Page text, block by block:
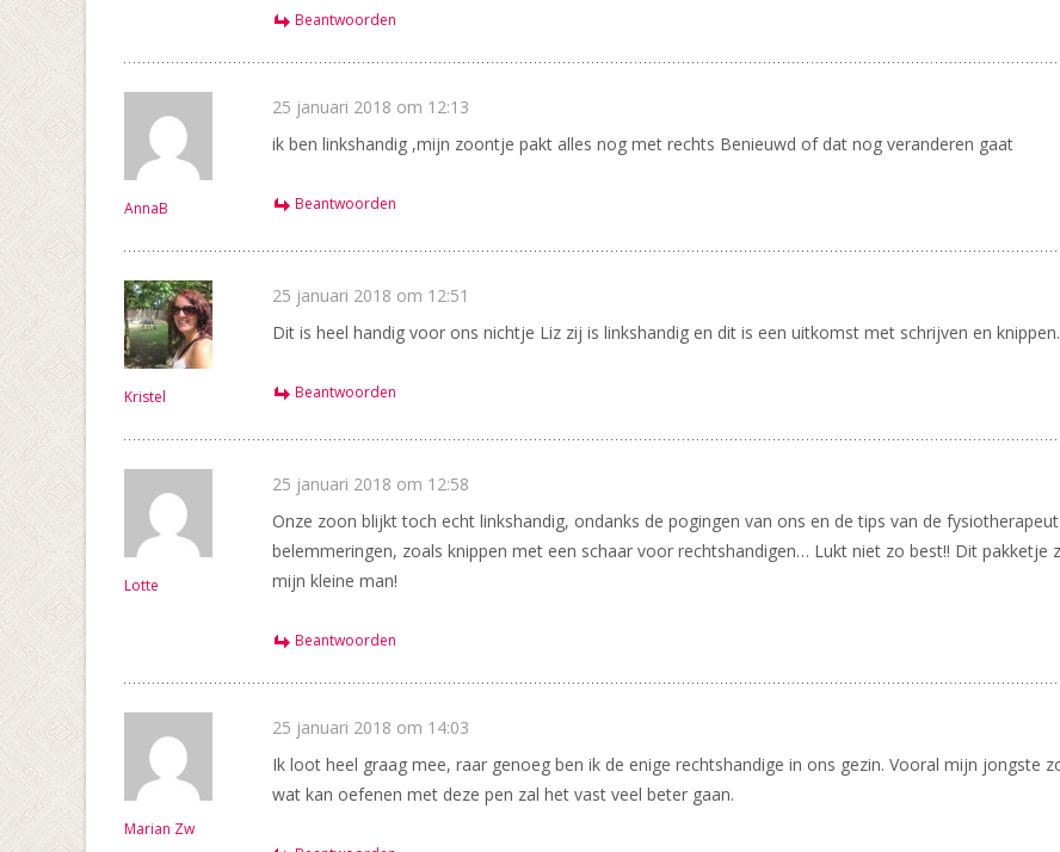
Beantwoorden
AnnaB
25 januari 2018 om 12:13
ik ben linkshandig ,mijn zoontje pakt alles nog met rechts Benieuwd of dat nog veranderen gaat
Beantwoorden
Kristel
25 januari 2018 om 12:51
Dit is heel handig voor ons nichtje Liz zij is linkshandig en dit is een uitkomst met schrijven en knippen.
Beantwoorden
Lotte
25 januari 2018 om 12:58
Onze zoon blijkt toch echt linkshandig, ondanks de pogingen van ons en de tips van de
belemmeringen, zoals knippen met een schaar voor rechtshandigen… Lukt niet zo best!! Dit
mijn kleine man!
Beantwoorden
Marian Zw
25 januari 2018 om 14:03
Ik loot heel graag mee, raar genoeg ben ik de enige rechtshandige in ons gezin. Vooral mijn jongste
wat kan oefenen met deze pen zal het vast veel beter gaan.